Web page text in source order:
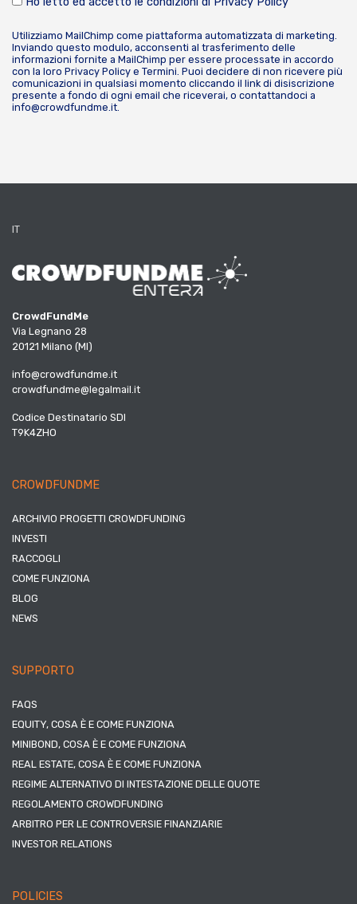
Utilizziamo MailChimp come piattaforma automatizzata di marketing.
Inviando questo modulo, acconsenti al trasferimento delle
informazioni fornite a MailChimp per essere processate in accordo
con la loro Privacy Policy e Termini . Puoi decidere di non ricevere più
comunicazioni in qualsiasi momento cliccando il link di disiscrizione
presente a fondo di ogni email che riceverai, o contattandoci a
info@crowdfundme.it
IT
CrowdFundMe
Via Legnano 28
20121 Milano (MI)
info@crowdfundme.it
crowdfundme@legalmail.it
Codice Destinatario SDI
T9K4ZHO
CROWDFUNDME
ARCHIVIO PROGETTI CROWDFUNDING
INVESTI
RACCOGLI
COME FUNZIONA
BLOG
NEWS
SUPPORTO
FAQS
EQUITY, COSA È E COME FUNZIONA
MINIBOND, COSA È E COME FUNZIONA
REAL ESTATE, COSA È E COME FUNZIONA
REGIME ALTERNATIVO DI INTESTAZIONE DELLE QUOTE
REGOLAMENTO CROWDFUNDING
ARBITRO PER LE CONTROVERSIE FINANZIARIE
INVESTOR RELATIONS
POLICIES